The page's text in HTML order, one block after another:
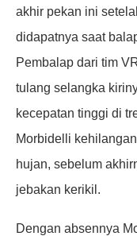
akhir pekan ini
didapatnya saat
Pembalap dari tim
tulang selangka
kecepatan tinggi di
Morbidelli
hujan, sebelum
jebakan kerikil.
Dengan absennya